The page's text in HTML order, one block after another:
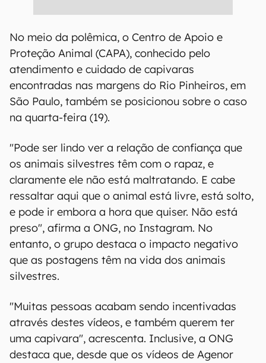
No meio da polêmica, o Centro de Apoio e
Proteção Animal (CAPA), conhecido pelo
atendimento e cuidado de capivaras
encontradas nas margens do Rio Pinheiros, em
São Paulo, também se posicionou sobre o caso
na quarta-feira (19).
"Pode ser lindo ver a relação de confiança que
os animais silvestres têm com o rapaz, e
claramente ele não está maltratando. E cabe
ressaltar aqui que o animal está livre, está solto,
e pode ir embora a hora que quiser. Não está
preso", afirma a ONG, no Instagram. No
entanto, o grupo destaca o impacto negativo
que as postagens têm na vida dos animais
silvestres.
"Muitas pessoas acabam sendo incentivadas
através destes vídeos, e também querem ter
uma capivara", acrescenta. Inclusive, a ONG
destaca que, desde que os vídeos de Agenor